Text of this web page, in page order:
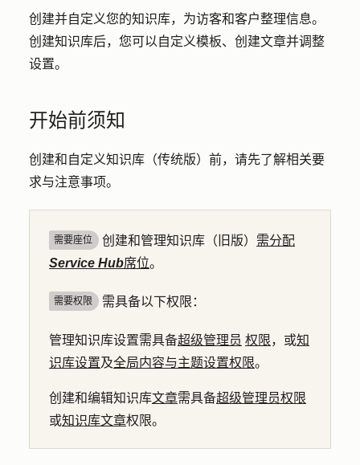
创建并自定义您的知识库，为访客和客户整理信息。
创建知识库后，您可以自定义模板、创建文章并调整
设置。
开始前须知
创建和自定义知识库（传统版）前，请先了解相关要
求与注意事项。
需要座位 创建和管理知识库（旧版） 需分配
Service Hub席位。
需要权限 需具备以下权限：
管理知识库设置需具备超级管理员 权限，或知
识库设置及全局内容与主题设置权限。
创建和编辑知识库文章需具备超级管理员权限
或知识库文章权限。